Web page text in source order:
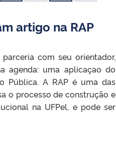
artigo na RAP
com seu orientador,
agenda: uma aplicaçao do
Pública. A RAP é uma das
o processo de construção e
na UFPel, e pode ser